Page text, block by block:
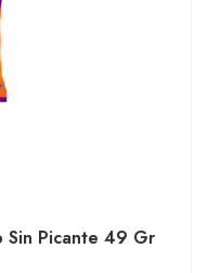
Sin Picante 49 Gr